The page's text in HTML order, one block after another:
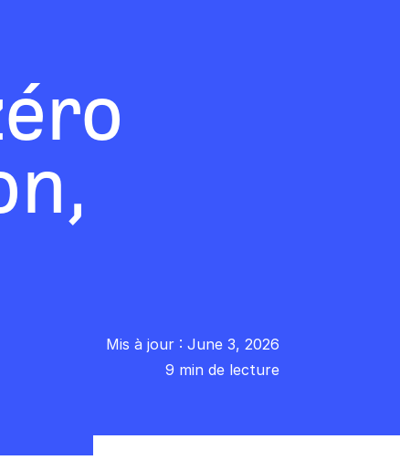
Mis à jour : June 3, 2026
9 min de lecture